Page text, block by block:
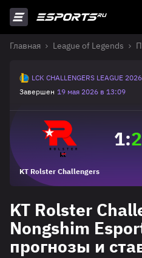
Главная League of Legends
LCK CHALLENGERS LEAGUE 2026
Завершен 19 мая 2026 в 13:09
KT Rolster Challengers
1:2
KT Rolster
Nongshim
прогнозы и